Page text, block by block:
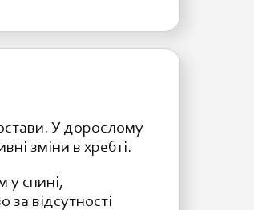
У дорослому
зміни в хребті.
у спині,
відсутності